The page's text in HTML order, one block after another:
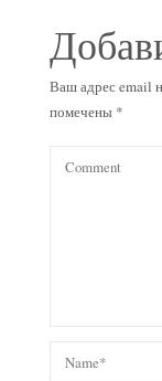
Ваш адрес email
помечены *